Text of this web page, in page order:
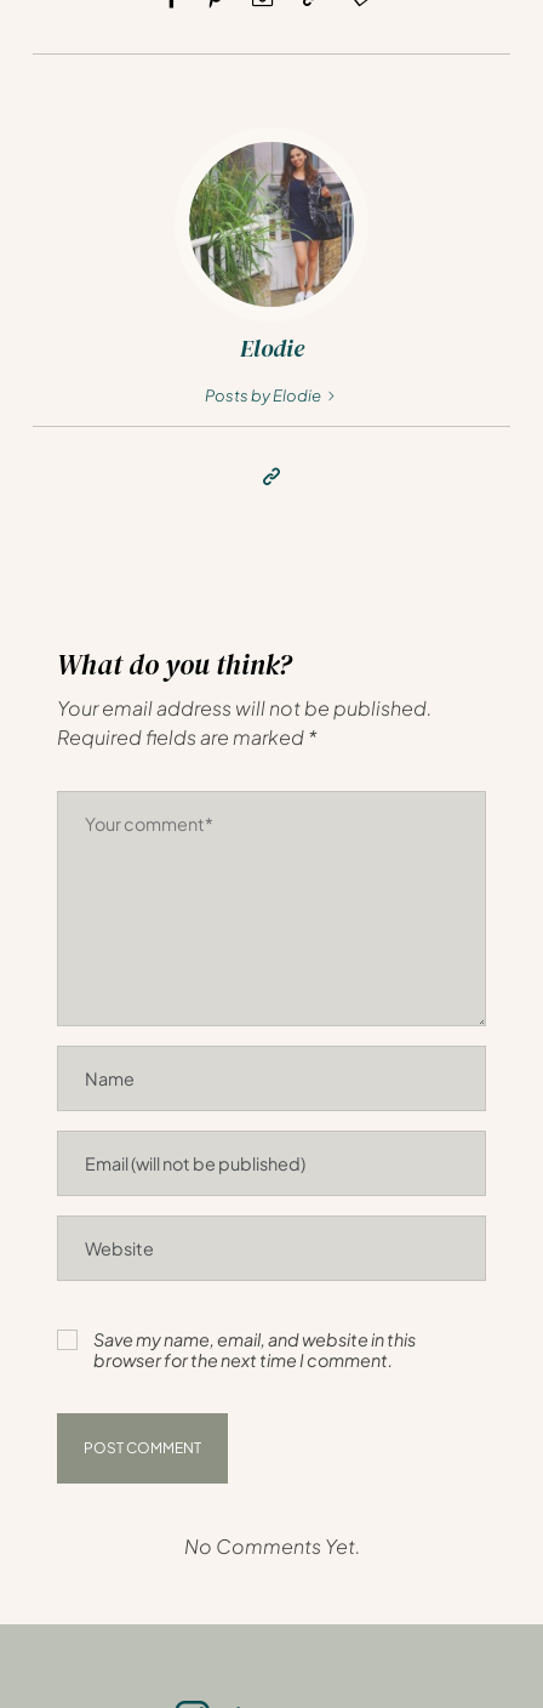
Elodie
Posts by Elodie
What do you think?
Your email address will not be published.
Required fields are marked*
Save my name, email, and website in this
browser for the next time I comment.
No Comments Yet.